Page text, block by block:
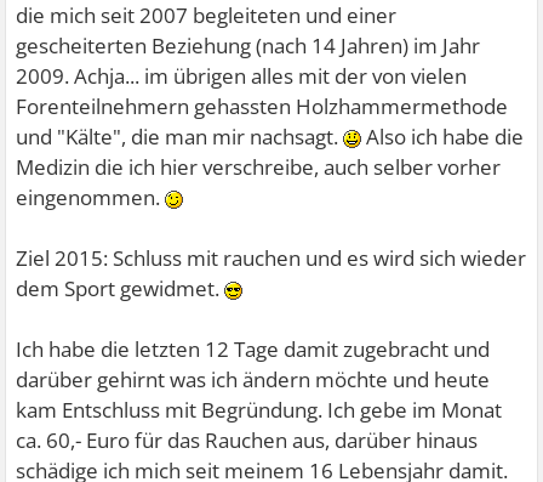
die mich seit 2007 begleiteten und einer
gescheiterten Beziehung (nach 14 Jahren) im Jahr
2009. Achja... im übrigen alles mit der von vielen
Forenteilnehmern gehassten Holzhammermethode
und "Kälte", die man mir nachsagt.
Also ich habe die
Medizin die ich hier verschreibe, auch selber vorher
eingenommen.
Ziel 2015: Schluss mit rauchen und es wird sich wieder
dem Sport gewidmet.
Ich habe die letzten 12 Tage damit zugebracht und
darüber gehirnt was ich ändern möchte und heute
kam Entschluss mit Begründung. Ich gebe im Monat
ca. 60,- Euro für das Rauchen aus, darüber hinaus
schädige ich mich seit meinem 16 Lebensjahr damit.